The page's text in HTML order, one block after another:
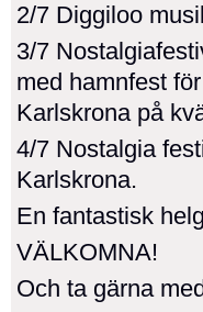
2/7 Diggiloo
3/7
med hamnfest
Karlskrona på
4/7 Nostalgia
Karlskrona.
En fantastisk
VÄLKOMNA!
Och ta gärna